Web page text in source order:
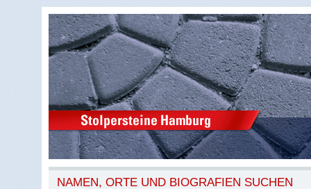
NAMEN, ORTE UND BIOGRAFIEN SUCHEN